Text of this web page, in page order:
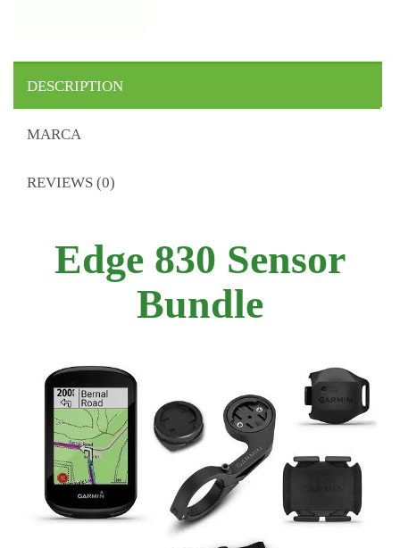
DESCRIPTION
MARCA
REVIEWS (0)
Edge 830 Sensor
Bundle